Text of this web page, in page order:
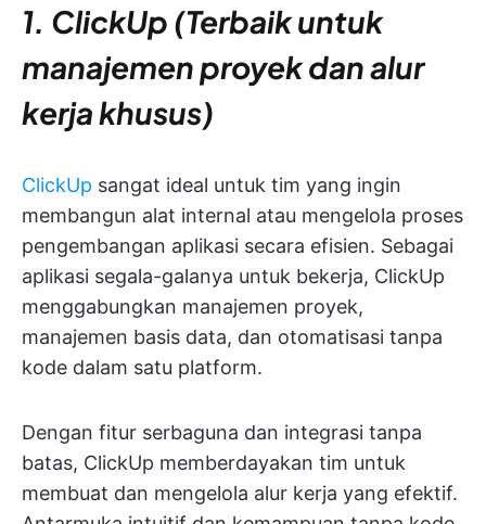
1. ClickUp (Terbaik untuk
manajemen proyek dan alur
kerja khusus)
ClickUp sangat ideal untuk tim yang ingin
membangun alat internal atau mengelola proses
pengembangan aplikasi secara efisien. Sebagai
aplikasi segala-galanya untuk bekerja, ClickUp
menggabungkan manajemen proyek,
manajemen basis data, dan otomatisasi tanpa
kode dalam satu platform.
Dengan fitur serbaguna dan integrasi tanpa
batas, ClickUp memberdayakan tim untuk
membuat dan mengelola alur kerja yang efektif.